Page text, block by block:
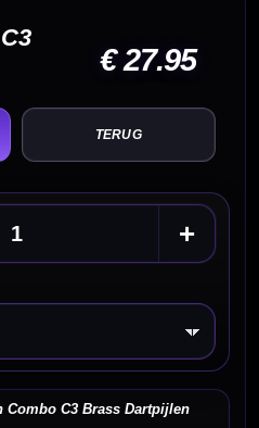
€ 27.95
TERUG
+
Combo C3 Brass Dartpijlen